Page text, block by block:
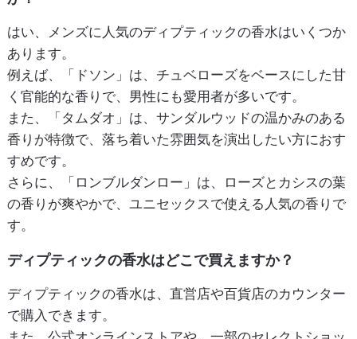
はい、メンズに人気のディプティックの香水はいくつか
あります。
例えば、「ドソン」は、チュベローズをベースにした甘
く官能的な香りで、男性にも愛用者が多いです。
また、「タムダオ」は、サンダルウッドの温かみのある
香りが特徴で、落ち着いた雰囲気を演出したい方におす
すめです。
さらに、「ロンブルダンロー」は、ローズとカシスの葉
の香りが爽やかで、ユニセックスで使える人気の香りで
す。
ディプティックの香水はどこで買えますか？
ディプティックの香水は、直営店や百貨店のカウンター
で購入できます。